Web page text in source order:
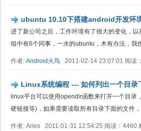
ubuntu 10.10下搭建android开发环
进了新公司之后，工作环境有了很大的变化，
组中有6个同事，一水的ubuntu，木有办法，我
作者: Android火鸟 2011-02-14 23:07:01 阅读
Linux系统编程 --- 如何列出一个目录
linux平台可以使用opendir函数来打开一个目
硬链接等)，如果需要读取所有目录下面的文件
作者: Aries 2011-01-31 12:54:25 阅读：4460